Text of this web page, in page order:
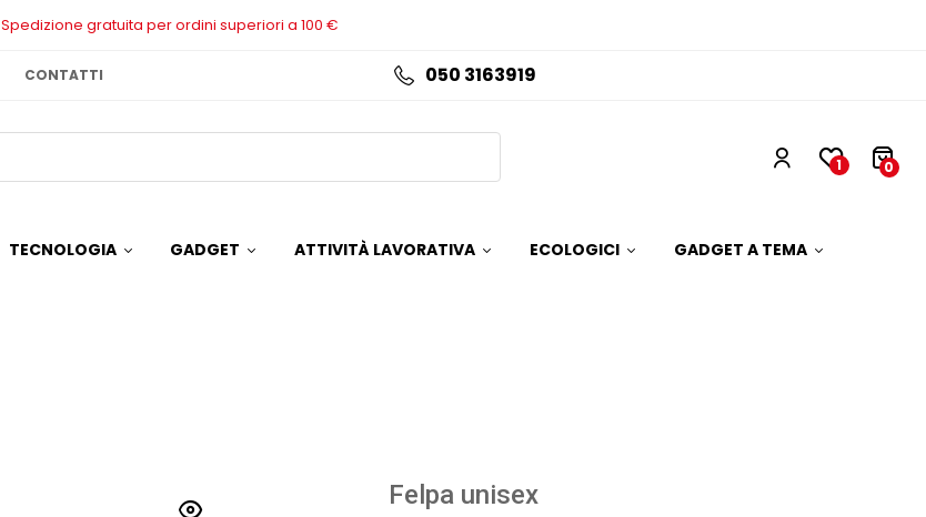
Spedizione gratuita per ordini superiori a 100 €
CONTATTI 050 3163919
1 0
TECNOLOGIA GADGET ATTIVITÀ LAVORATIVA ECOLOGICI GADGET A TEMA
Felpa unisex